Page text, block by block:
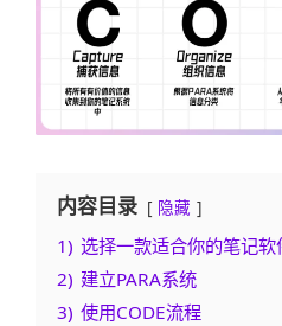
内容目录 隐藏
1) 选择一款适合你的笔记软
2) 建立PARA系统
3) 使用CODE流程